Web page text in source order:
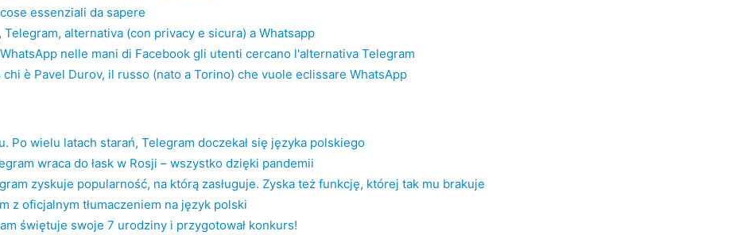
essenziali da sapere
, Telegram, alternativa (con privacy e sicura) a Whatsapp
nelle mani di Facebook gli utenti cercano l'alternativa Telegram
chi è Pavel Durov, il russo (nato a Torino) che vuole eclissare WhatsApp
Po wielu latach starań, Telegram doczekał się języka polskiego
wraca do łask w Rosji – wszystko dzięki pandemii
zyskuje popularność, na którą zasługuje. Zyska też funkcję, której tak mu brakuje
z oficjalnym tłumaczeniem na język polski
świętuje swoje 7 urodziny i przygotował konkurs!